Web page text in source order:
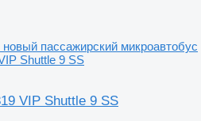
новый пассажирский микроавтобус
Shuttle 9 SS
VIP Shuttle 9 SS